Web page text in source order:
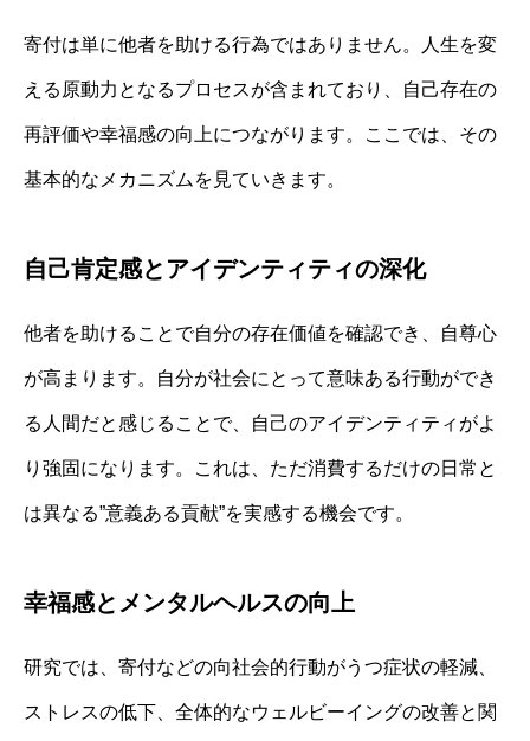
寄付は単に他者を助ける行為ではありません。人生を変
える原動力となるプロセスが含まれており、自己存在の
再評価や幸福感の向上につながります。ここでは、その
基本的なメカニズムを見ていきます。
自己肯定感とアイデンティティの深化
他者を助けることで自分の存在価値を確認でき、自尊心
が高まります。自分が社会にとって意味ある行動ができ
る人間だと感じることで、自己のアイデンティティがよ
り強固になります。これは、ただ消費するだけの日常と
は異なる”意義ある貢献”を実感する機会です。
幸福感とメンタルヘルスの向上
研究では、寄付などの向社会的行動がうつ症状の軽減、
ストレスの低下、全体的なウェルビーイングの改善と関